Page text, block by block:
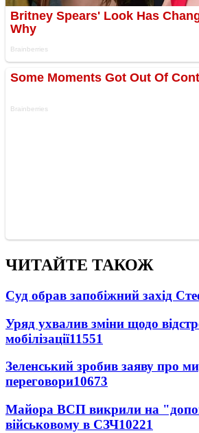
ЧИТАЙТЕ ТАКОЖ
Суд обрав запобіжний захід
Уряд ухвалив зміни щодо
мобілізації11551
Зеленський зробив заяву про
переговори10673
Майора ВСП викрили на
військовому в СЗЧ10221